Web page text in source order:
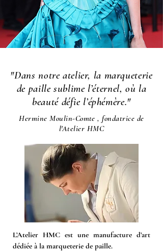
"Dans notre atelier, la marqueterie
de paille sublime l’éternel, où la
beauté défie l’éphémère."
Hermine Moulin-Comte , fondatrice de
l'Atelier HMC
L’Atelier HMC est une manufacture d’art
dédiée à la marqueterie de paille.